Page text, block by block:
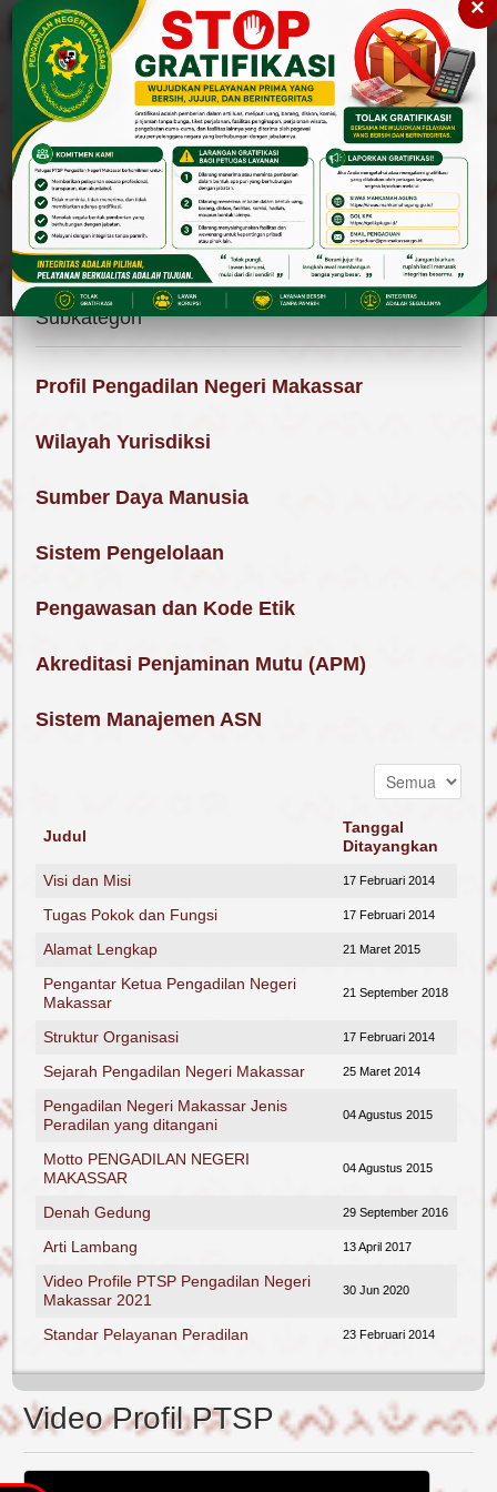
Please
website
includes
accessibility
system.
×
Cari Cari
Subkategori
Profil Pengadilan Negeri Makassar
Wilayah Yurisdiksi
Sumber Daya Manusia
Sistem Pengelolaan
Pengawasan dan Kode Etik
Akreditasi Penjaminan Mutu (APM)
Sistem Manajemen ASN
Judul
Tanggal
Ditayangkan
Visi dan Misi
17 Februari 2014
Tugas Pokok dan Fungsi 17 Februari 2014
Alamat Lengkap 21 Maret 2015
Pengantar Ketua Pengadilan Negeri
Makassar
21 September 2018
Struktur Organisasi 17 Februari 2014
Sejarah Pengadilan Negeri Makassar 25 Maret 2014
Pengadilan Negeri Makassar Jenis
Peradilan yang ditangani
04 Agustus 2015
Motto PENGADILAN NEGERI
MAKASSAR
04 Agustus 2015
Denah Gedung 29 September 2016
Arti Lambang 13 April 2017
Video Profile PTSP Pengadilan Negeri
Makassar 2021
30 Jun 2020
Standar Pelayanan Peradilan 23 Februari 2014
Video Profil PTSP
Berita
Pengumuman
Kegiatan
Artikel
Kegiatan
dan
Ruangan
untuk
Kami
Alamat
Media
Login
Birokrasi
Zona
Area 2
Area 4
Sertifikasi
Peradilan